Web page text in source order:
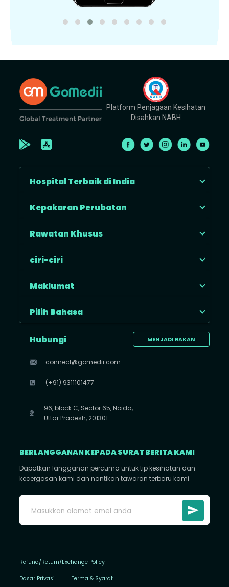
Platform Penjagaan Kesihatan
Disahkan NABH
Hospital Terbaik di India
Kepakaran Perubatan
Rawatan Khusus
ciri-ciri
Maklumat
Pilih Bahasa
MENJADI RAKAN
Hubungi
connect@gomedii.com
(+91) 9311101477
96, block C, Sector 65, Noida,
Uttar Pradesh, 201301
BERLANGGANAN KEPADA SURAT BERITA KAMI
Dapatkan langganan percuma untuk tip kesihatan dan
kecergasan kami dan nantikan tawaran terbaru kami
Refund/Return/Exchange Policy
Dasar Privasi | Terma & Syarat